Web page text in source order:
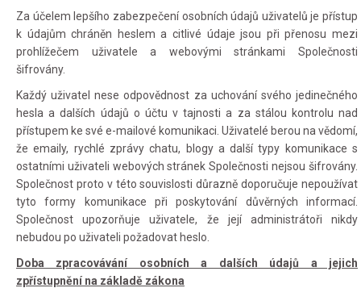
Za účelem lepšího zabezpečení osobních údajů uživatelů je přístup
k údajům chráněn heslem a citlivé údaje jsou při přenosu mezi
prohlížečem uživatele a webovými stránkami Společnosti
šifrovány.
Každý uživatel nese odpovědnost za uchování svého jedinečného
hesla a dalších údajů o účtu v tajnosti a za stálou kontrolu nad
přístupem ke své e-mailové komunikaci. Uživatelé berou na vědomí,
že emaily, rychlé zprávy chatu, blogy a další typy komunikace s
ostatními uživateli webových stránek Společnosti nejsou šifrovány.
Společnost proto v této souvislosti důrazně doporučuje nepoužívat
tyto formy komunikace při poskytování důvěrných informací.
Společnost upozorňuje uživatele, že její administrátoři nikdy
nebudou po uživateli požadovat heslo.
Doba zpracovávání osobních a dalších údajů a jejich
zpřístupnění na základě zákona